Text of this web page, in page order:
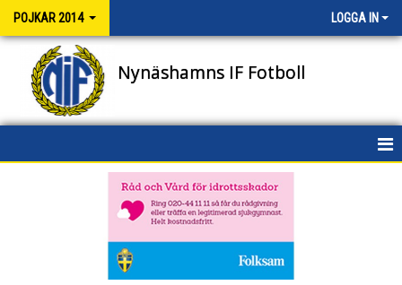
POJKAR 2014 LOGGA IN
Nynäshamns IF Fotboll